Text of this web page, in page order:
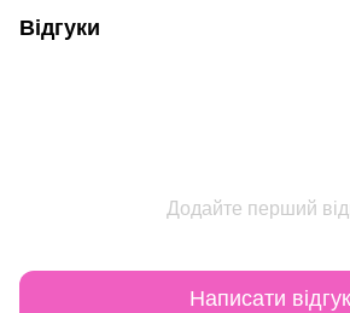
Відгуки
Додайте перший
Написати відгук